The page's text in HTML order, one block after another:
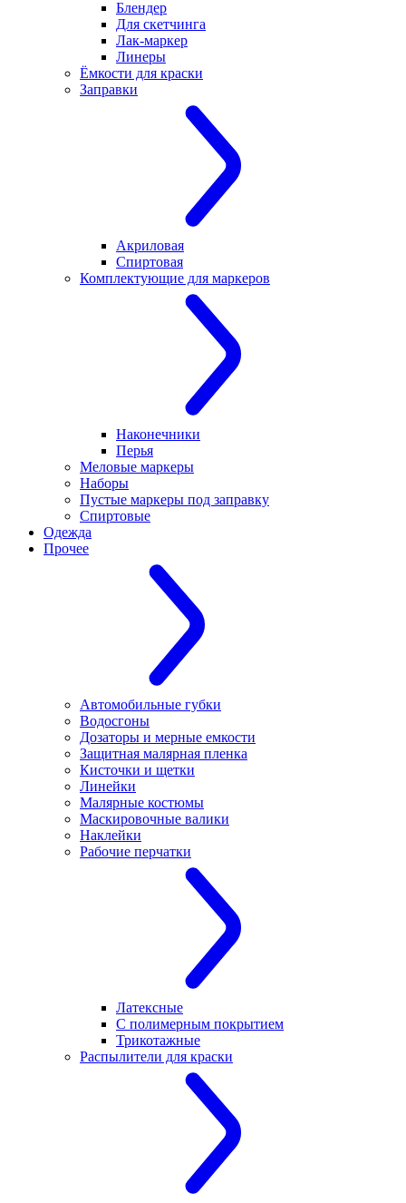
Блендер
Для скетчинга
Лак-маркер
Линеры
Ёмкости для краски
Заправки
Акриловая
Спиртовая
Комплектующие для маркеров
Наконечники
Перья
Меловые маркеры
Наборы
Пустые маркеры под заправку
Спиртовые
Одежда
Прочее
Автомобильные губки
Водосгоны
Дозаторы и мерные емкости
Защитная малярная пленка
Кисточки и щетки
Линейки
Малярные костюмы
Маскировочные валики
Наклейки
Рабочие перчатки
Латексные
С полимерным покрытием
Трикотажные
Распылители для краски